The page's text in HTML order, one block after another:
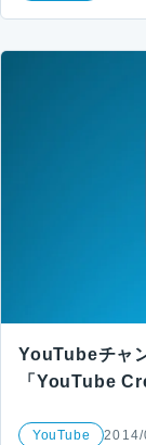
YouTubeチャ
「YouTube
YouTube 2014/